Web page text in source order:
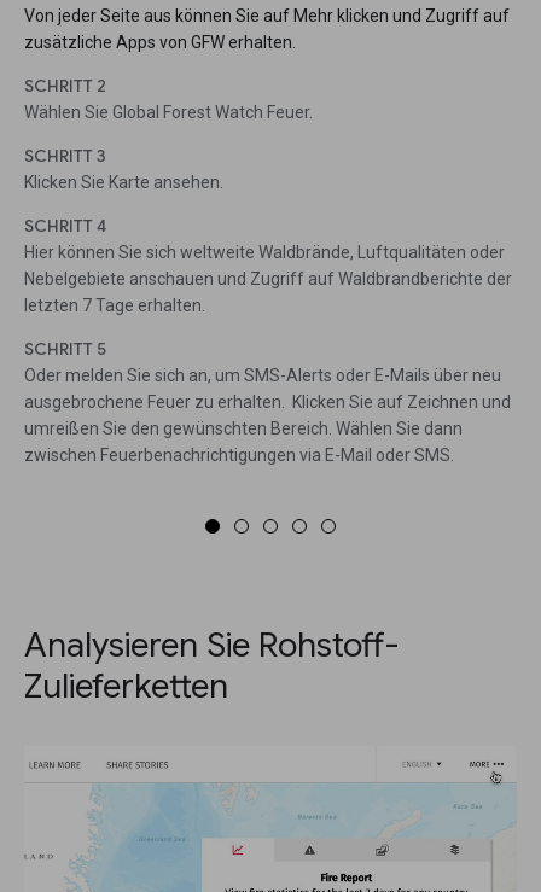
Von jeder Seite aus können Sie auf Mehr klicken und Zugriff auf
zusätzliche Apps von GFW erhalten.
SCHRITT 2
Wählen Sie Global Forest Watch Feuer.
SCHRITT 3
Klicken Sie Karte ansehen.
SCHRITT 4
Hier können Sie sich weltweite Waldbrände, Luftqualitäten oder
Nebelgebiete anschauen und Zugriff auf Waldbrandberichte der
letzten 7 Tage erhalten.
SCHRITT 5
Oder melden Sie sich an, um SMS-Alerts oder E-Mails über neu
ausgebrochene Feuer zu erhalten. Klicken Sie auf Zeichnen und
umreißen Sie den gewünschten Bereich. Wählen Sie dann
zwischen Feuerbenachrichtigungen via E-Mail oder SMS.
Analysieren Sie Rohstoff-
Zulieferketten